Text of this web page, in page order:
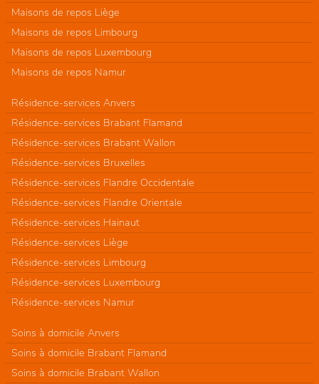
Maisons de repos Liège
Maisons de repos Limbourg
Maisons de repos Luxembourg
Maisons de repos Namur
Résidence-services Anvers
Résidence-services Brabant Flamand
Résidence-services Brabant Wallon
Résidence-services Bruxelles
Résidence-services Flandre Occidentale
Résidence-services Flandre Orientale
Résidence-services Hainaut
Résidence-services Liège
Résidence-services Limbourg
Résidence-services Luxembourg
Résidence-services Namur
Soins à domicile Anvers
Soins à domicile Brabant Flamand
Soins à domicile Brabant Wallon